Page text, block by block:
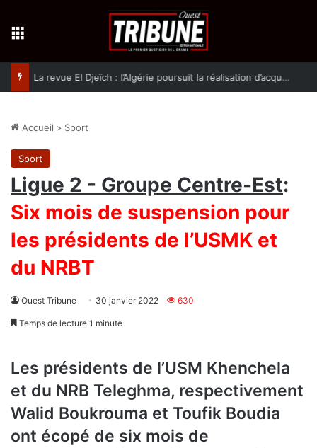
La revue El Djeïch : l’Algérie poursuit la réalisation d’acquis qualitatifs et historiques dans un climat de sécurité et de stabilité
Accueil > Sport
Sport
Ligue 2 - Groupe Centre-Est:
Six mois de suspension pour
les présidents de l’USMK et
du NRBT
Ouest Tribune 30 janvier 2022 630
Temps de lecture 1 minute
Les présidents de l’USM Khenchela
et du NRB Teleghma, respectivement
Walid Boukrouma et Toufik Boudia
ont écopé de six mois de